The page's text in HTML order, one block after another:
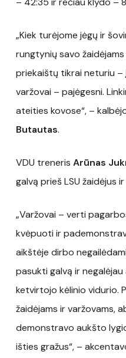
„Kiek turėjome jėgų ir
rungtynių savo
priekaištų tikrai neturiu –
varžovai – pajėgesni.
ateities kovose“, –
Butautas.
VDU treneris Arūnas
galvą prieš LSU žaidėjus
„Varžovai – verti
kvėpuoti ir
aikštėje dirbo
pasukti galvą ir
ketvirtojo kėlinio vidurio.
žaidėjams ir varžovams,
demonstravo aukšto
išties gražus“, –